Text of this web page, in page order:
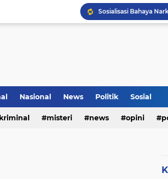
Pencegahan DBD
Nasional News Politik Sosial
kriminal misteri news opini